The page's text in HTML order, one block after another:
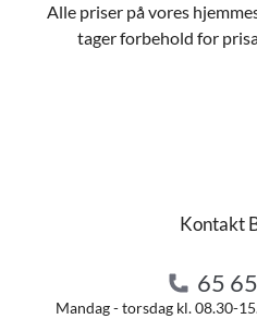
Alle priser på vores
tager forbehold for
Kontakt
65
Mandag - torsdag kl. 08.30-